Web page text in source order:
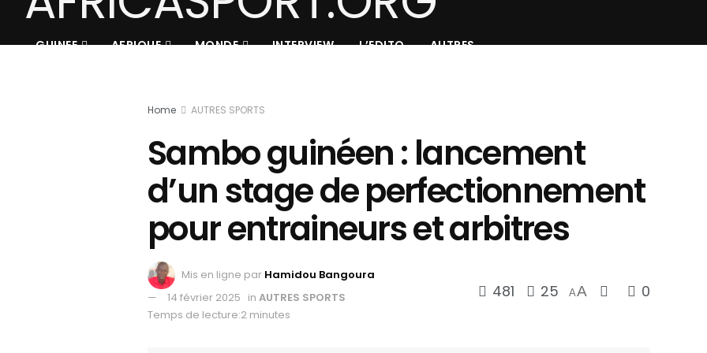
GUINEE AFRIQUE MONDE INTERVIEW L’EDITO AUTRES
Home AUTRES SPORTS
Sambo guinéen : lancement
d’un stage de perfectionnement
pour entraineurs et arbitres
Mis en ligne par Hamidou Bangoura
14 février 2025 in AUTRES SPORTS
Temps de lecture:2 minutes
481 25 AA 0